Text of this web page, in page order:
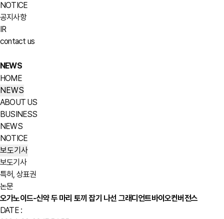
NOTICE
공지사항
IR
contact us
NEWS
HOME
NEWS
ABOUT US
BUSINESS
NEWS
NOTICE
보도기사
보도기사
특허, 상표권
논문
오가노이드-신약 두 마리 토끼 잡기 나선 그래디언트바이오컨버전스
DATE :